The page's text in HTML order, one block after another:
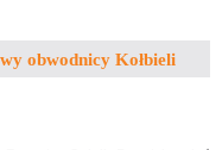
obwodnicy Kołbieli